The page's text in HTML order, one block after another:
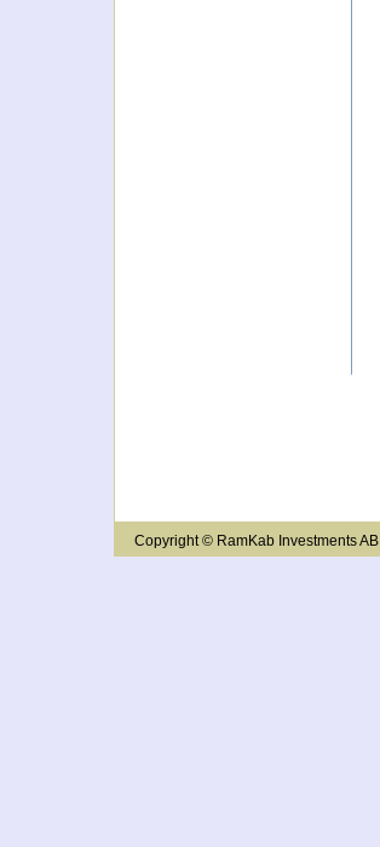
Copyright © RamKab Investments AB